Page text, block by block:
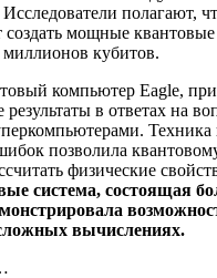
полагают,
создать мощные
кубитов.
компьютер Eagle,
результаты в ответах на
. Техника
позволила
физические
система, состоящая
вычислениях.